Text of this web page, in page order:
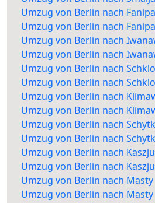
Umzug von Berlin nach
Umzug von Berlin nach
Umzug von Berlin nach
Umzug von Berlin nach
Umzug von Berlin nach
Umzug von Berlin nach
Umzug von Berlin nach
Umzug von Berlin nach
Umzug von Berlin nach
Umzug von Berlin nach
Umzug von Berlin nach
Umzug von Berlin nach
Umzug von Berlin nach Masty
Umzug von Berlin nach Masty